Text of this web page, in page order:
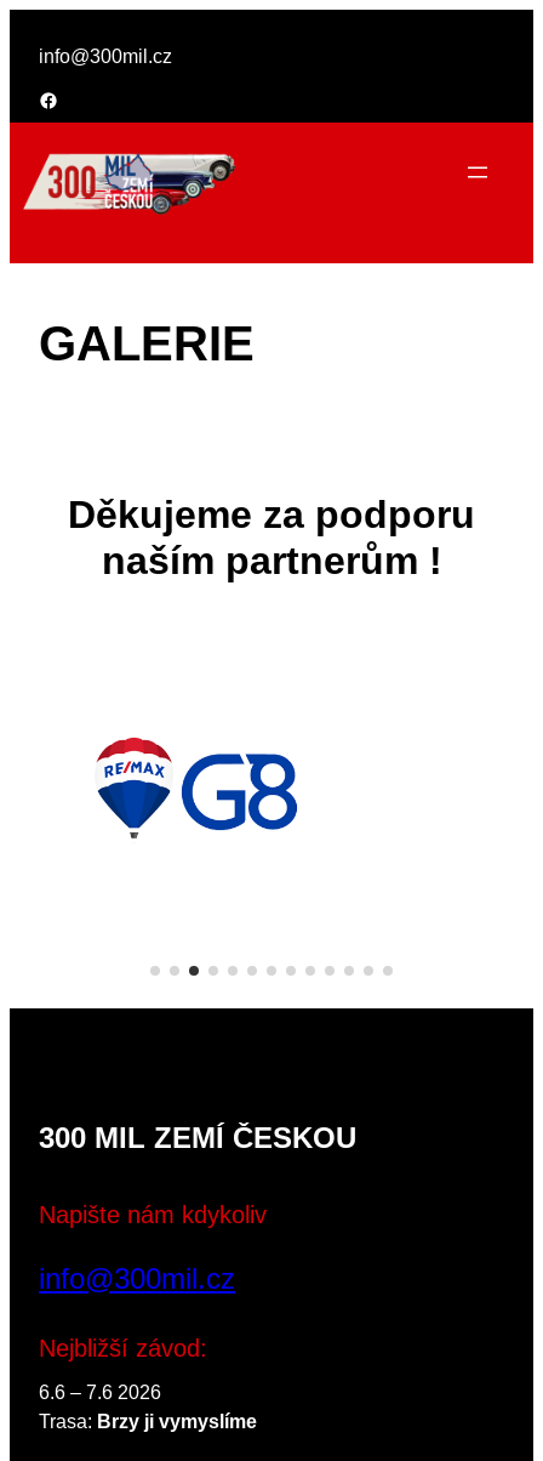
info@300mil.cz
https://www.facebook.com/300milzemiceskou/?locale=cs_CZ
GALERIE
Děkujeme za podporu
naším partnerům !
300 MIL ZEMÍ ČESKOU
Napište nám kdykoliv
info@300mil.cz
Nejbližší závod:
6.6 – 7.6 2026
Trasa: Brzy ji vymyslíme